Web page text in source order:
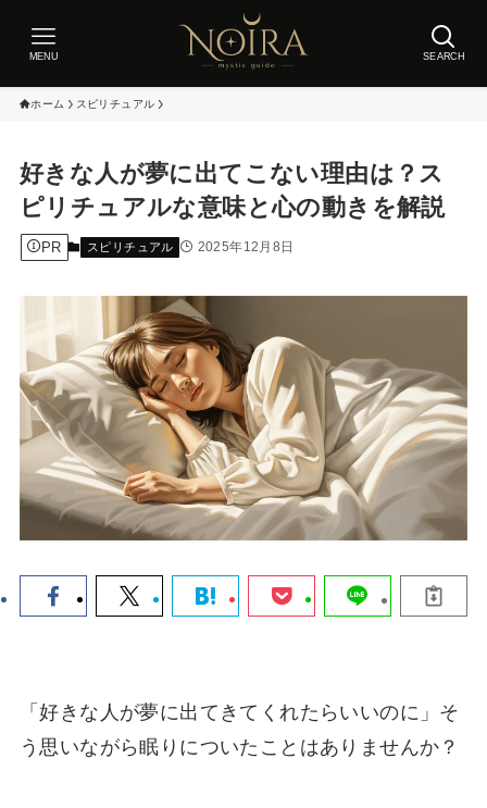
SEARCH
MENU
ホーム スピリチュアル
好きな人が夢に出てこない理由は？ス
ピリチュアルな意味と心の動きを解説
PR スピリチュアル 2025年12月8日
「好きな人が夢に出てきてくれたらいいのに」そ
う思いながら眠りについたことはありませんか？